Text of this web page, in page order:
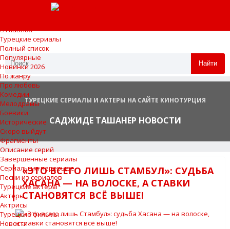
Главная
Турецкие сериалы
Полный список
Популярные
Новинки 2026
По жанру
Про любовь
Комедии
Мелодрамы
Боевики
Исторические
Скоро выйдут
Фрагменты
Описание серий
Завершенные сериалы
Сериалы на перерыве
Песни из сериалов
Турецкие актеры
Актеры
Актрисы
Турецкие фильмы
Новости
Найти
ТУРЕЦКИЕ СЕРИАЛЫ И АКТЕРЫ НА САЙТЕ КИНОТУРЦИЯ
САДЖИДЕ ТАШАНЕР НОВОСТИ
«ЭТО ВСЕГО ЛИШЬ СТАМБУЛ»: СУДЬБА
ХАСАНА — НА ВОЛОСКЕ, А СТАВКИ
СТАНОВЯТСЯ ВСЁ ВЫШЕ!